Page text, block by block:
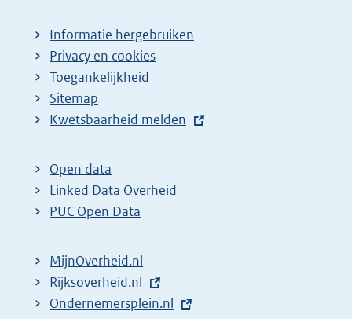
Informatie hergebruiken
Privacy en cookies
Toegankelijkheid
Sitemap
E
t
e
r
l
i
n
Kwetsbaarheid melden
Open data
Linked Data Overheid
PUC Open Data
MijnOverheid.nl
E
x
Rijksoverheid.nl
E
Ondernemersplein.nl